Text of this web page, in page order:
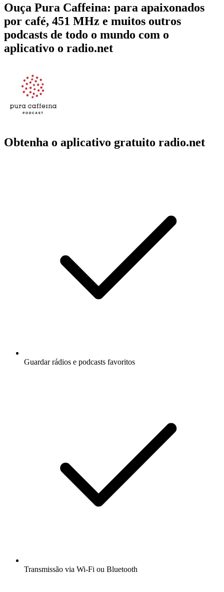
Ouça Pura Caffeina: para apaixonados
por café, 451 MHz e muitos outros
podcasts de todo o mundo com o
aplicativo o radio.net
Obtenha o aplicativo gratuito radio.net
Guardar rádios e podcasts favoritos
Transmissão via Wi-Fi ou Bluetooth